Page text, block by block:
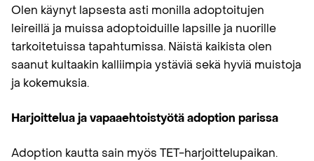
Olen käynyt lapsesta asti monilla adoptoitujen
leireillä ja muissa adoptoiduille lapsille ja nuorille
tarkoitetuissa tapahtumissa. Näistä kaikista olen
saanut kultaakin kalliimpia ystäviä sekä hyviä muistoja
ja kokemuksia.
Harjoittelua ja vapaaehtoistyötä adoption parissa
Adoption kautta sain myös TET-harjoittelupaikan.